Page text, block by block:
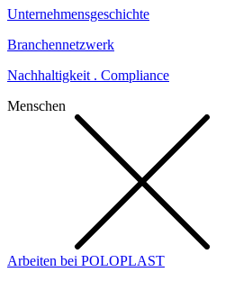
Unternehmensgeschichte
Branchennetzwerk
Nachhaltigkeit . Compliance
Menschen
Arbeiten bei POLOPLAST